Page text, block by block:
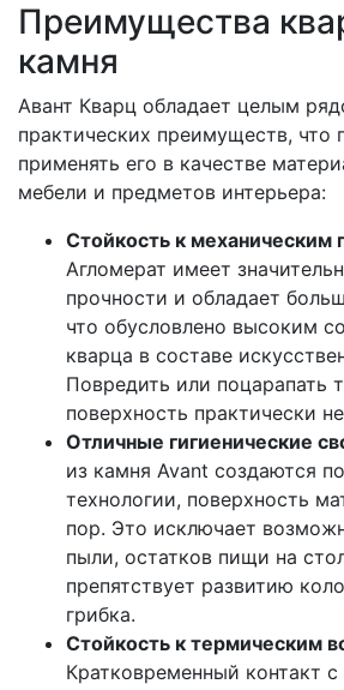
Преимущества
камня
Авант Кварц обладает целым
практических преимуществ, что
применять его в качестве
мебели и предметов интерьера:
Стойкость к
Агломерат имеет
прочности и обладает
что обусловлено высоким
кварца в составе
Повредить или поцарапать
поверхность практически
Отличные гигиенические
из камня Avant создаются
технологии, поверхность
пор. Это исключает
пыли, остатков пищи на
препятствует развитию
грибка.
Стойкость к термическим
Кратковременный контакт